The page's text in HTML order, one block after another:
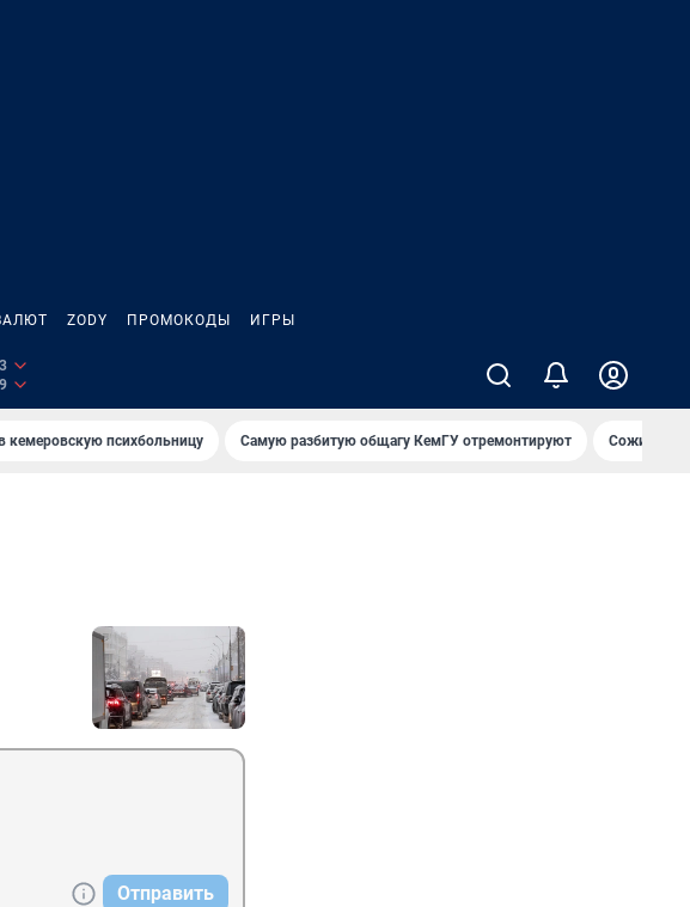
ZODY ПРОМОКОДЫ ИГРЫ
кемеровскую психбольницу Самую разбитую общагу КемГУ отремонтируют
Отправить